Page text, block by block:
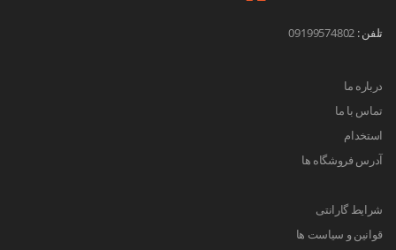
تلفن : 09199574802
درباره ما
تماس با ما
استخدام
آدرس فروشگاه ها
شرایط گارانتی
قوانین و سیاست ها